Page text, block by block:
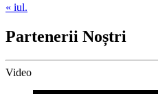
« iul.
Partenerii Noștri
Video